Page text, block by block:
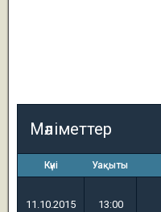
Мәліметтер
Күні Уақыты
11.10.2015 13:00